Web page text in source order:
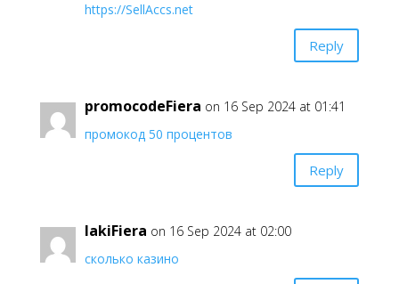
https://SellAccs.net
Reply
promocodeFiera on 16 Sep 2024 at 01:41
промокод 50 процентов
Reply
lakiFiera on 16 Sep 2024 at 02:00
сколько казино